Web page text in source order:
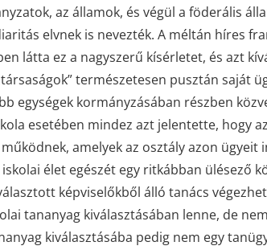
az államok, és végül a föderális
elvnek is nevezték. A méltán híres
látta ez a nagyszerű kísérletet, és azt
természetesen pusztán saját
egységek kormányzásában részben
esetében mindez azt jelentette, hogy
amelyek az osztály azon ügyeit
élet egészét egy ritkábban ülésező
képviselőkből álló tanács
tananyag kiválasztásában lenne, de
kiválasztásába pedig nem egy